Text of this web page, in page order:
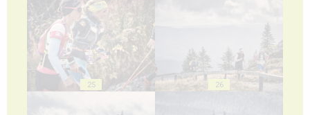
25 26